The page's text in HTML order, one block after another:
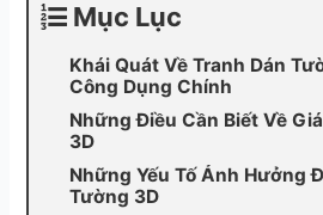
Mục Lục
Khái Quát Về Tranh Dán
Công Dụng Chính
Những Điều Cần Biết Về
3D
Những Yếu Tố Ảnh Hưởng
Tường 3D